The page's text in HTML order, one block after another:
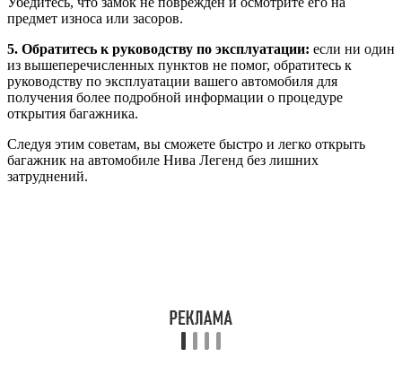
предмет износа или засоров.
5. Обратитесь к руководству по эксплуатации: если ни один
из вышеперечисленных пунктов не помог, обратитесь к
руководству по эксплуатации вашего автомобиля для
получения более подробной информации о процедуре
открытия багажника.
Следуя этим советам, вы сможете быстро и легко открыть
багажник на автомобиле Нива Легенд без лишних
затруднений.